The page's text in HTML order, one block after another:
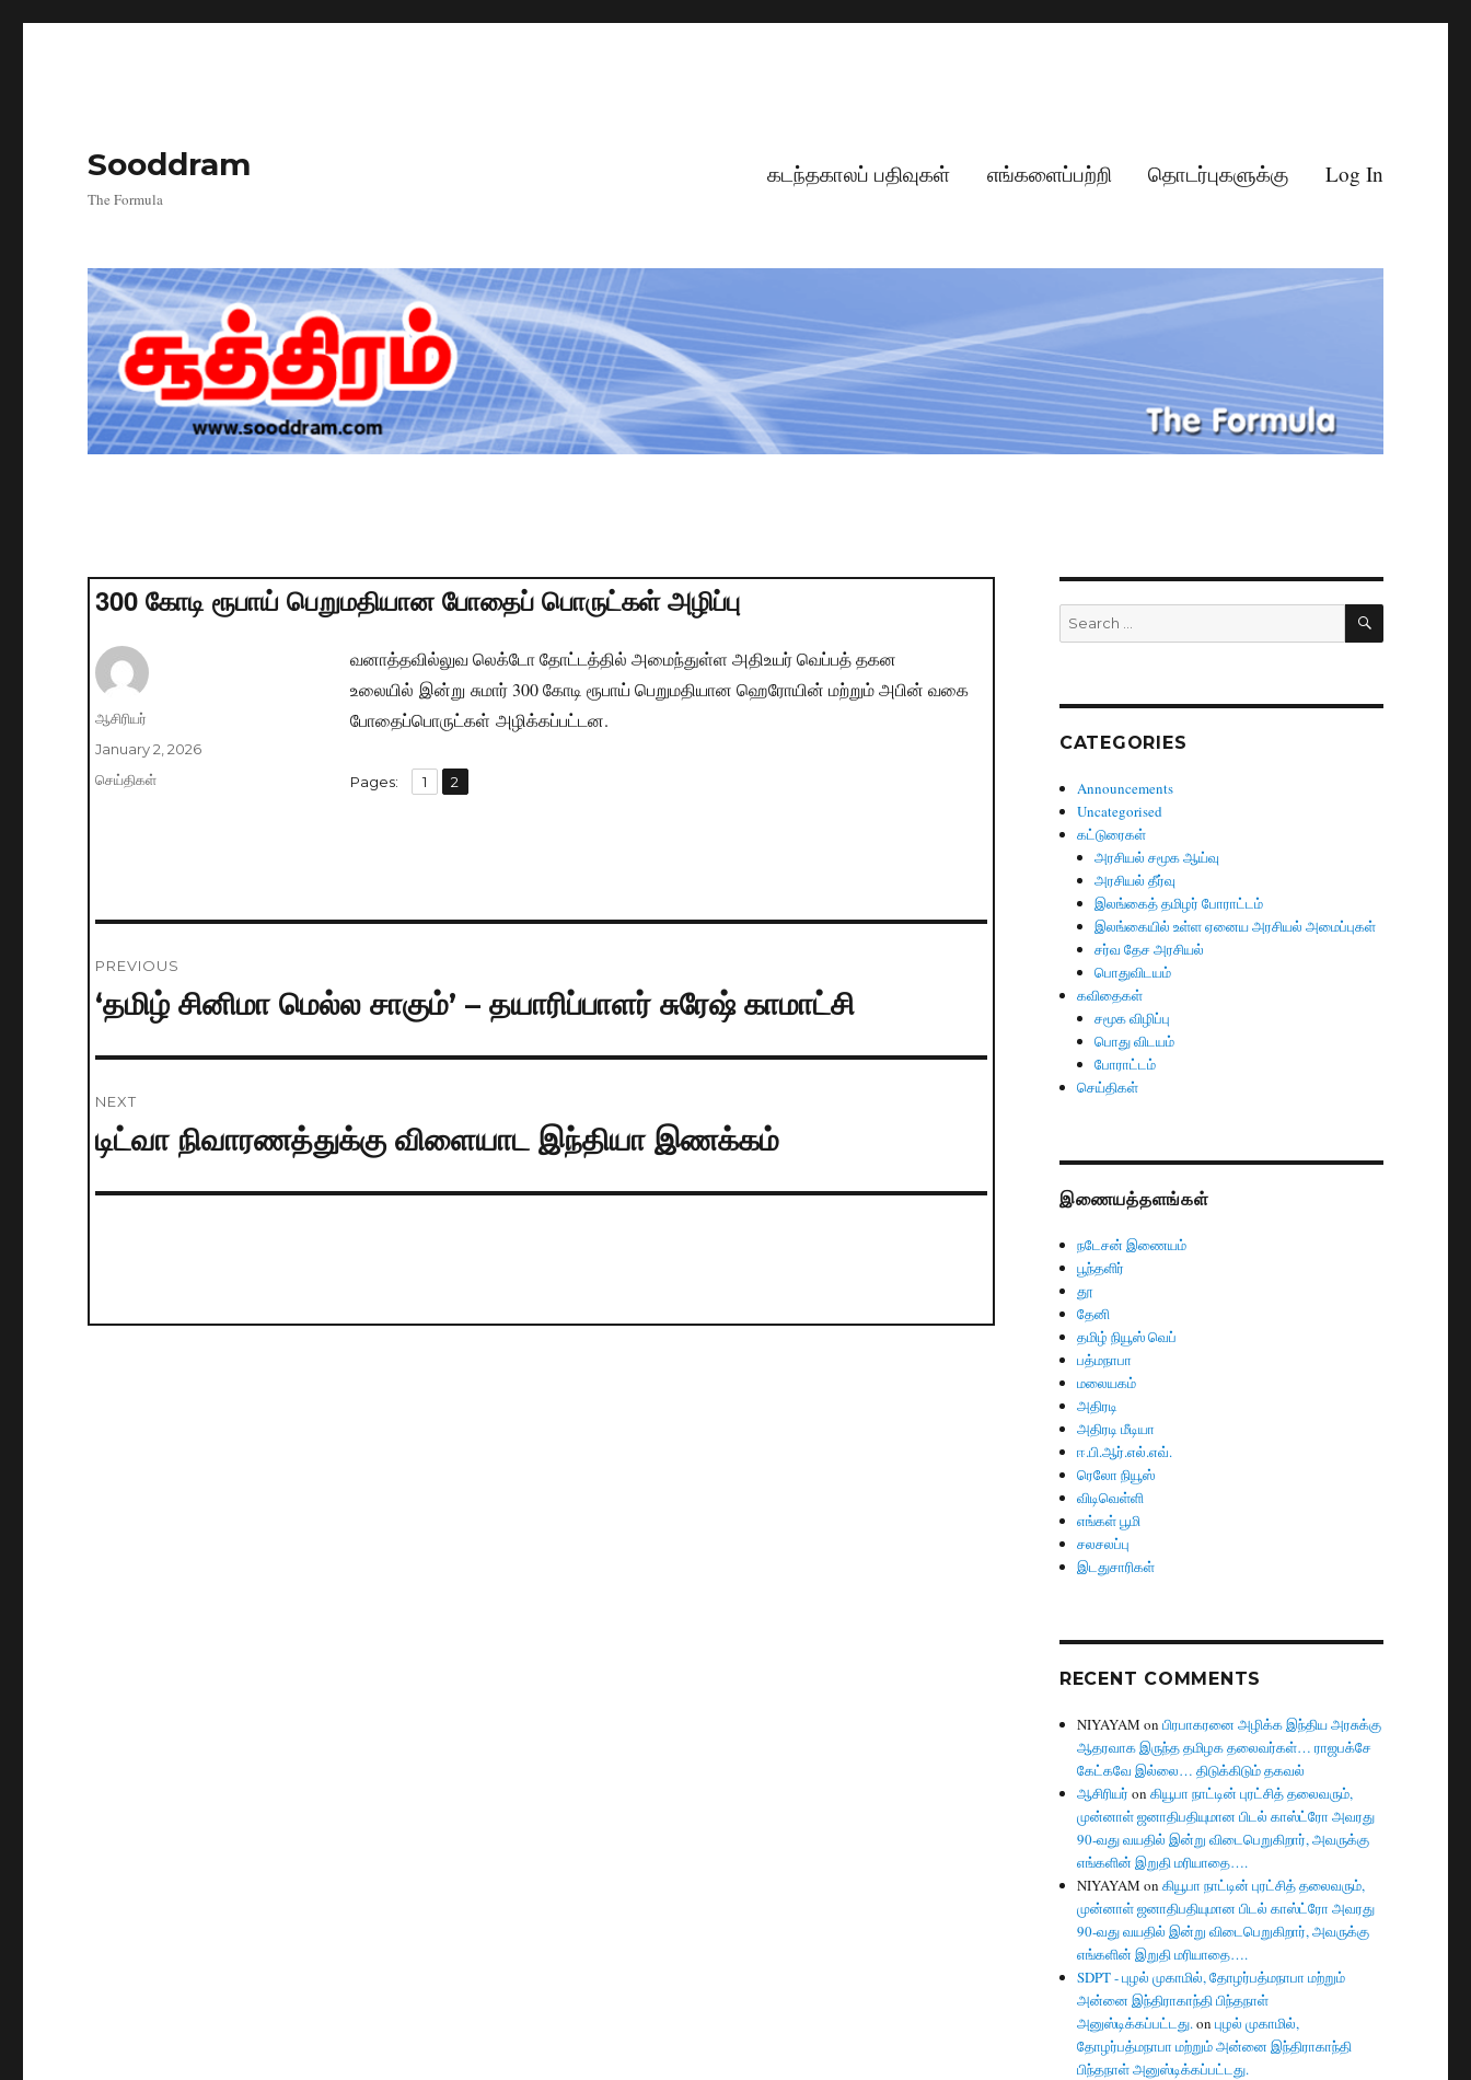
Sooddram
The Formula
கடந்தகாலப் பதிவுகள் எங்களைப்பற்றி தொடர்புகளுக்கு Log In
300 கோடி ரூபாய் பெறுமதியான போதைப் பொருட்கள் அழிப்பு
வனாத்தவில்லுவ லெக்டோ தோட்டத்தில் அமைந்துள்ள அதிஉயர் வெப்பத் தகன
உலையில் இன்று சுமார் 300 கோடி ரூபாய் பெறுமதியான ஹெரோயின் மற்றும் அபின் வகை
போதைப்பொருட்கள் அழிக்கப்பட்டன.
Pages: Page
1 ,
Page
2
Author
ஆசிரியர்
Posted
on
January 2, 2026
Categories
செய்திகள்
navigation
PREVIOUS
Previous
‘தமிழ் சினிமா மெல்ல சாகும்’ – தயாரிப்பாளர் சுரேஷ் காமாட்சி
NEXT
Next
டிட்வா நிவாரணத்துக்கு விளையாட இந்தியா இணக்கம்
Search
for:
SEARCH
CATEGORIES
Announcements
Uncategorised
கட்டுரைகள்
அரசியல் சமூக ஆய்வு
அரசியல் தீர்வு
இலங்கைத் தமிழர் போராட்டம்
இலங்கையில் உள்ள ஏனைய அரசியல் அமைப்புகள்
சர்வ தேச அரசியல்
பொதுவிடயம்
கவிதைகள்
சமூக விழிப்பு
பொது விடயம்
போராட்டம்
செய்திகள்
இணையத்தளங்கள்
நடேசன் இணையம்
பூந்தளிர்
தூ
தேனி
தமிழ் நியூஸ் வெப்
பத்மநாபா
மலையகம்
அதிரடி
அதிரடி மீடியா
ஈ.பி.ஆர்.எல்.எவ்.
ரெலோ நியூஸ்
விடிவெள்ளி
எங்கள் பூமி
சலசலப்பு
இடதுசாரிகள்
RECENT COMMENTS
NIYAYAM onபிரபாகரனை அழிக்க இந்திய அரசுக்கு
ஆதரவாக இருந்த தமிழக தலைவர்கள்… ராஜபக்சே
கேட்கவே இல்லை… திடுக்கிடும் தகவல்
ஆசிரியர் onகியூபா நாட்டின் புரட்சித் தலைவரும்,
முன்னாள் ஜனாதிபதியுமான பிடல் காஸ்ட்ரோ அவரது
90-வது வயதில் இன்று விடைபெறுகிறார், அவருக்கு
எங்களின் இறுதி மரியாதை….
NIYAYAM onகியூபா நாட்டின் புரட்சித் தலைவரும்,
முன்னாள் ஜனாதிபதியுமான பிடல் காஸ்ட்ரோ அவரது
90-வது வயதில் இன்று விடைபெறுகிறார், அவருக்கு
எங்களின் இறுதி மரியாதை….
SDPT - புழல் முகாமில், தோழர்பத்மநாபா மற்றும்
அன்னை இந்திராகாந்தி பிந்தநாள்
அனுஸ்டிக்கப்பட்டது.onபுழல் முகாமில்,
தோழர்பத்மநாபா மற்றும் அன்னை இந்திராகாந்தி
பிந்தநாள் அனுஸ்டிக்கப்பட்டது.